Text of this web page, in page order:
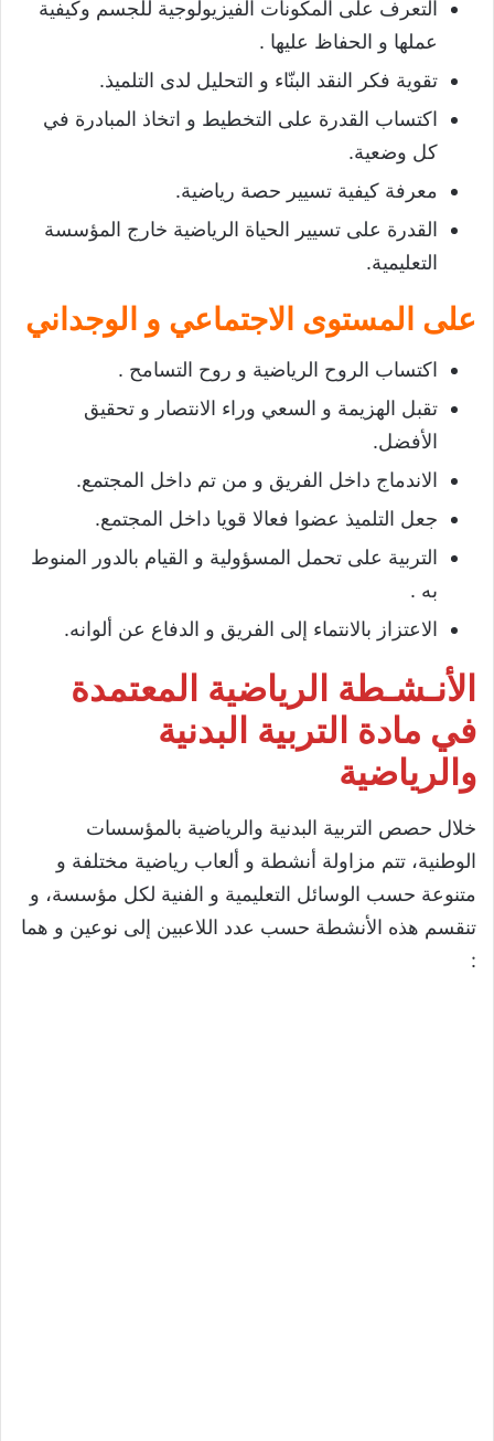
التعرف على المكونات الفيزيولوجية للجسم وكيفية
عملها و الحفاظ عليها .
تقوية فكر النقد البنّاء و التحليل لدى التلميذ.
اكتساب القدرة على التخطيط و اتخاذ المبادرة في
كل وضعية.
معرفة كيفية تسيير حصة رياضية.
القدرة على تسيير الحياة الرياضية خارج المؤسسة
التعليمية.
على المستوى الاجتماعي و الوجداني
اكتساب الروح الرياضية و روح التسامح .
تقبل الهزيمة و السعي وراء الانتصار و تحقيق
الأفضل.
الاندماج داخل الفريق و من تم داخل المجتمع.
جعل التلميذ عضوا فعالا قويا داخل المجتمع.
التربية على تحمل المسؤولية و القيام بالدور المنوط
به .
الاعتزاز بالانتماء إلى الفريق و الدفاع عن ألوانه.
الأنـشـطة الرياضية المعتمدة
في مادة التربية البدنية
والرياضية
خلال حصص التربية البدنية والرياضية بالمؤسسات
الوطنية، تتم مزاولة أنشطة و ألعاب رياضية مختلفة و
متنوعة حسب الوسائل التعليمية و الفنية لكل مؤسسة، و
تنقسم هذه الأنشطة حسب عدد اللاعبين إلى نوعين و هما
: